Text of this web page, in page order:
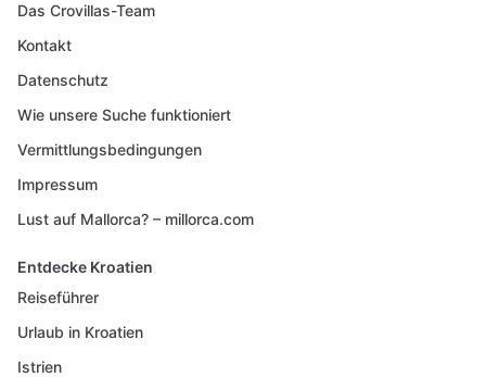
Das Crovillas-Team
Kontakt
Datenschutz
Wie unsere Suche funktioniert
Vermittlungsbedingungen
Impressum
Lust auf Mallorca? – millorca.com
Entdecke Kroatien
Reiseführer
Urlaub in Kroatien
Istrien